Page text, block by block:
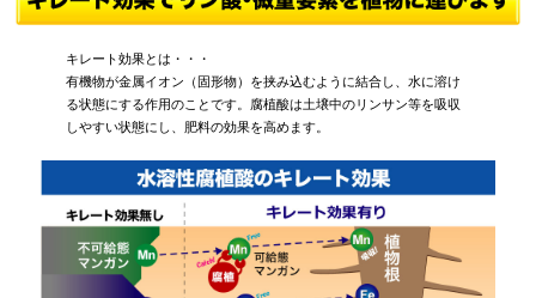
キレート効果とは・・・
有機物が金属イオン（固形物）を挟み込むように結合し、水に溶け
る状態にする作用のことです。腐植酸は土壌中のリンサン等を吸収
しやすい状態にし、肥料の効果を高めます。